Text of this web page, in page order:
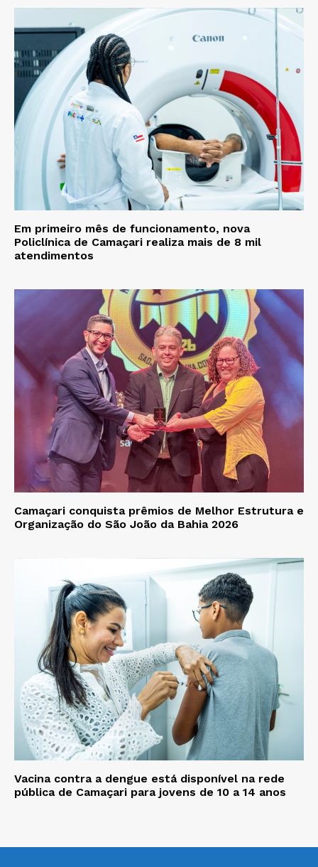
Em primeiro mês de funcionamento, nova
Policlínica de Camaçari realiza mais de 8 mil
atendimentos
Camaçari conquista prêmios de Melhor Estrutura e
Organização do São João da Bahia 2026
Vacina contra a dengue está disponível na rede
pública de Camaçari para jovens de 10 a 14 anos